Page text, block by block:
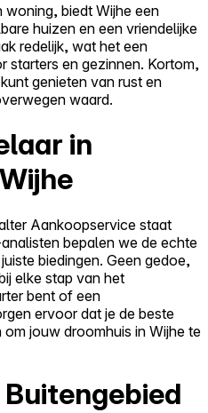
biedt Wijhe een
huizen en een vriendelijke
redelijk, wat het een
starters en gezinnen. Kortom,
genieten van rust en
waard.
in
Aankoopservice staat
bepalen we de echte
biedingen. Geen gedoe,
elke stap van het
bent of een
ervoor dat je de beste
jouw droomhuis in Wijhe te